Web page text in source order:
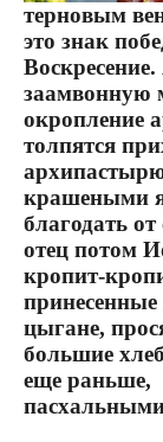
терновым
это знак
заамвонную
окропление
толпятся
крашеными
благодать
отец потом
кропит-
цыгане,
большие
еще раньше,